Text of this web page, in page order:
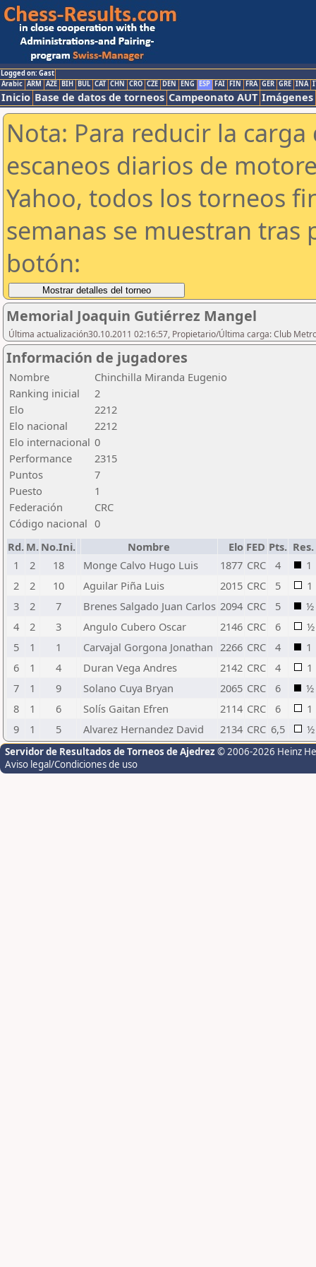
Logged on: Gast
Arabic ARM AZE BIH BUL CAT CHN CRO CZE DEN ENG ESP FAI FIN FRA GER GRE INA
Inicio Base de datos de torneos Campeonato AUT Imágenes
Nota: Para reducir la
escaneos diarios de
Yahoo, todos los torneos
semanas se muestran tras
botón:
Memorial Joaquin Gutiérrez Mangel
Última actualización30.10.2011 02:16:57, Propietario/Última carga: Club
Información de jugadores
Nombre
Chinchilla Miranda Eugenio
Ranking inicial
2
Elo
2212
Elo nacional
2212
Elo internacional 0
Performance
2315
Puntos
7
Puesto
1
Federación
CRC
Código nacional 0
Rd. M. No.Ini. Nombre Elo FED Pts. Res.
1
2 18 Monge Calvo Hugo Luis 1877 CRC 4
1
2
2 10 Aguilar Piña Luis 2015 CRC 5
1
3
2 7 Brenes Salgado Juan Carlos 2094 CRC 5
½
4
2 3 Angulo Cubero Oscar 2146 CRC 6
½
5
1 1 Carvajal Gorgona Jonathan 2266 CRC 4
1
6
1 4 Duran Vega Andres 2142 CRC 4
1
7
1 9 Solano Cuya Bryan 2065 CRC 6
½
8
1 6 Solís Gaitan Efren 2114 CRC 6
1
9
1 5 Alvarez Hernandez David 2134 CRC 6,5 ½
Servidor de Resultados de Torneos de Ajedrez © 2006-2026 Heinz
Aviso legal/Condiciones de uso